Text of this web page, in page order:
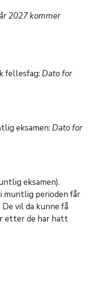
2027 kommer
fellesfag: Dato for
eksamen: Dato for
eksamen).
muntlig perioden får
vil da kunne få
etter de har hatt